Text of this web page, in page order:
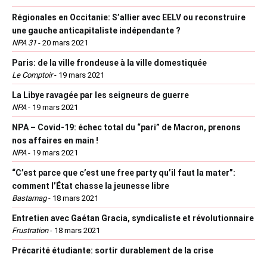
Régionales en Occitanie: S’allier avec EELV ou reconstruire
une gauche anticapitaliste indépendante ?
NPA 31 - 20 mars 2021
Paris: de la ville frondeuse à la ville domestiquée
Le Comptoir- 19 mars 2021
La Libye ravagée par les seigneurs de guerre
NPA- 19 mars 2021
NPA – Covid-19: échec total du “pari” de Macron, prenons
nos affaires en main !
NPA- 19 mars 2021
“C’est parce que c’est une free party qu’il faut la mater”:
comment l’État chasse la jeunesse libre
Bastamag- 18 mars 2021
Entretien avec Gaétan Gracia, syndicaliste et révolutionnaire
Frustration- 18 mars 2021
Précarité étudiante: sortir durablement de la crise